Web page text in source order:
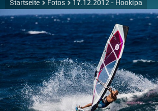
Startseite Fotos 17.12.2012 - Hookipa